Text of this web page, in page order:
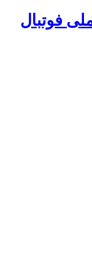
فوتبال